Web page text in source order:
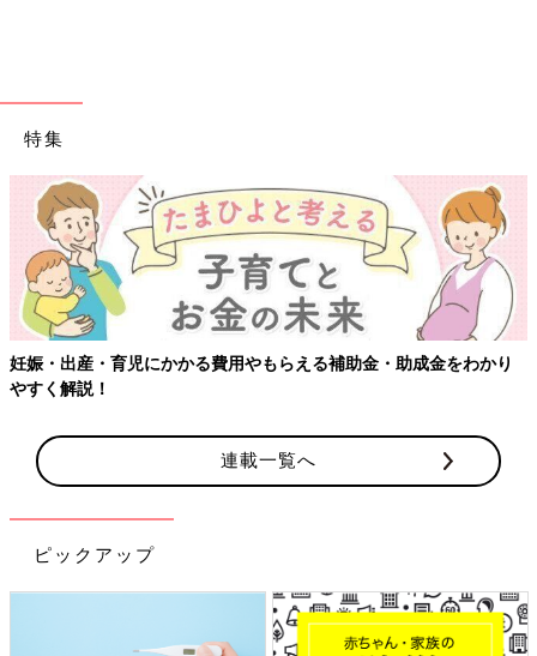
特集
妊娠・出産・育児にかかる費用やもらえる補助金・助成金をわかり
やすく解説！
連載一覧へ
ピックアップ